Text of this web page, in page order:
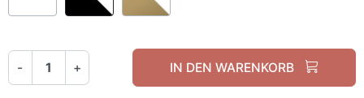
- + IN DEN WARENKORB